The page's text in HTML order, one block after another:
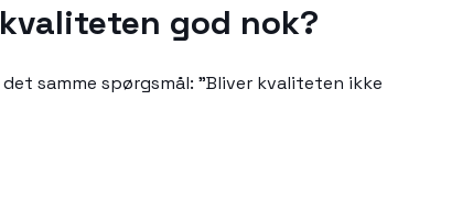
god nok?
samme spørgsmål: "Bliver kvaliteten ikke